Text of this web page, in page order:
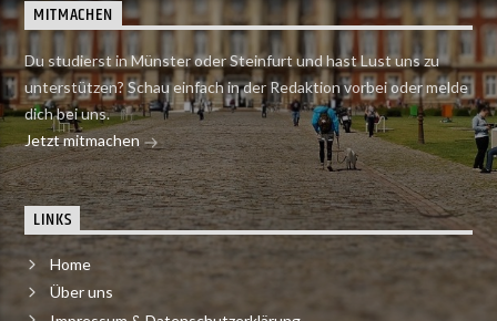
MITMACHEN
Du studierst in Münster oder Steinfurt und hast Lust uns zu
unterstützen? Schau einfach in der Redaktion vorbei oder melde
dich bei uns.
Jetzt mitmachen
LINKS
Home
Über uns